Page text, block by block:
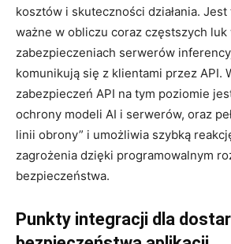
kosztów i skuteczności działania.
ważne w obliczu coraz częstszych luk
zabezpieczeniach serwerów
komunikują się z klientami przez API.
zabezpieczeń API na tym poziomie
ochrony modeli AI i serwerów, oraz
linii obrony” i umożliwia szybką
zagrożenia dzięki programowalnym
bezpieczeństwa.
Punkty integracji dla